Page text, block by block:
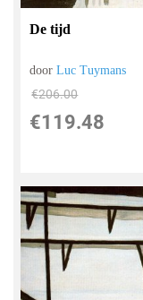
De tijd
doorLuc Tuymans
€206.00
€119.48